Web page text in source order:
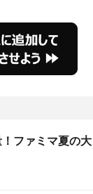
ファミマ夏の大